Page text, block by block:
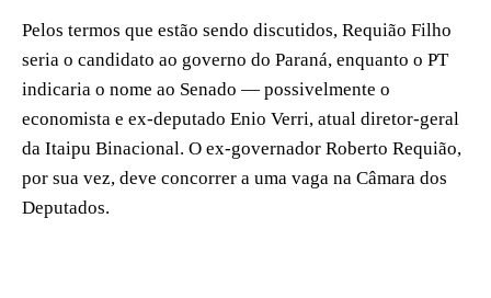
Pelos termos que estão sendo discutidos, Requião Filho
seria o candidato ao governo do Paraná, enquanto o PT
indicaria o nome ao Senado — possivelmente o
economista e ex-deputado Enio Verri, atual diretor-geral
da Itaipu Binacional. O ex-governador Roberto Requião,
por sua vez, deve concorrer a uma vaga na Câmara dos
Deputados.